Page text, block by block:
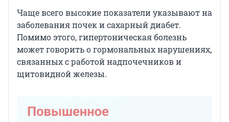
Чаще всего высокие показатели указывают на
заболевания почек и сахарный диабет.
Помимо этого, гипертоническая болезнь
может говорить о гормональных нарушениях,
связанных с работой надпочечников и
щитовидной железы.